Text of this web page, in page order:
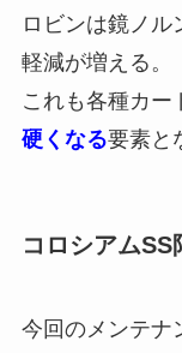
ロビンは鏡ノル
軽減が増える。
これも各種カー
硬くなる要素と
コロシアムSS
今回のメンテナ